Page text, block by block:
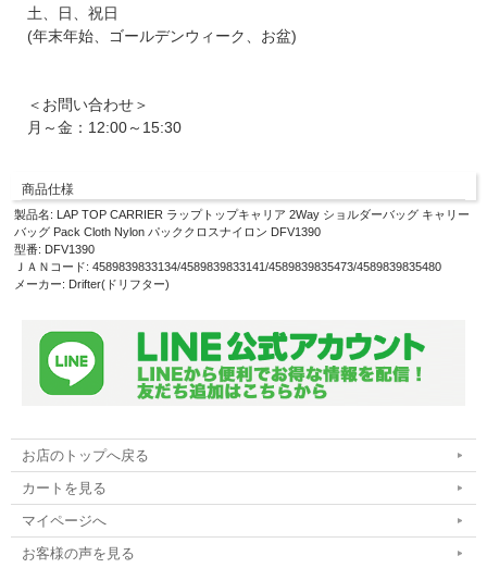
土、日、祝日
(年末年始、ゴールデンウィーク、お盆)
＜お問い合わせ＞
月～金：12:00～15:30
商品仕様
製品名: LAP TOP CARRIER ラップトップキャリア 2Way ショルダーバッグ キャリー
バッグ Pack Cloth Nylon パッククロスナイロン DFV1390
型番: DFV1390
ＪＡＮコード: 4589839833134/4589839833141/4589839835473/4589839835480
メーカー: Drifter(ドリフター)
お店のトップへ戻る
カートを見る
マイページへ
お客様の声を見る